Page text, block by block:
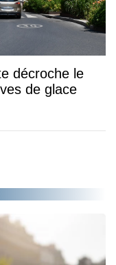
décroche le
de glace